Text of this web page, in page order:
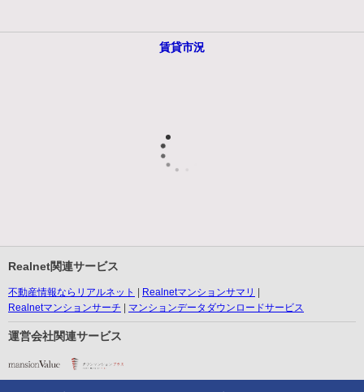
賃貸市況
Realnet関連サービス
不動産情報ならリアルネット
Realnetマンションサマリ
Realnetマンションサーチ
マンションデータダウンロードサービス
運営会社関連サービス